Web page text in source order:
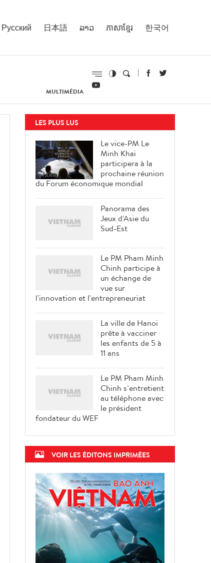
Русский 日本語 ລາວ ភាសាខ្មែរ 한국어
MULTIMÉDIA
LES PLUS LUS
Le vice-PM Le
Minh Khai
participera à la
prochaine réunion
du Forum économique mondial
Panorama des
Jeux d'Asie du
Sud-Est
Le PM Pham Minh
Chinh participe à
un échange de
vue sur
l'innovation et l'entrepreneuriat
La ville de Hanoi
prête à vacciner
les enfants de 5 à
11 ans
Le PM Pham Minh
Chinh s’entretient
au téléphone avec
le président
fondateur du WEF
VOIR LES ÉDITONS IMPRIMÉES